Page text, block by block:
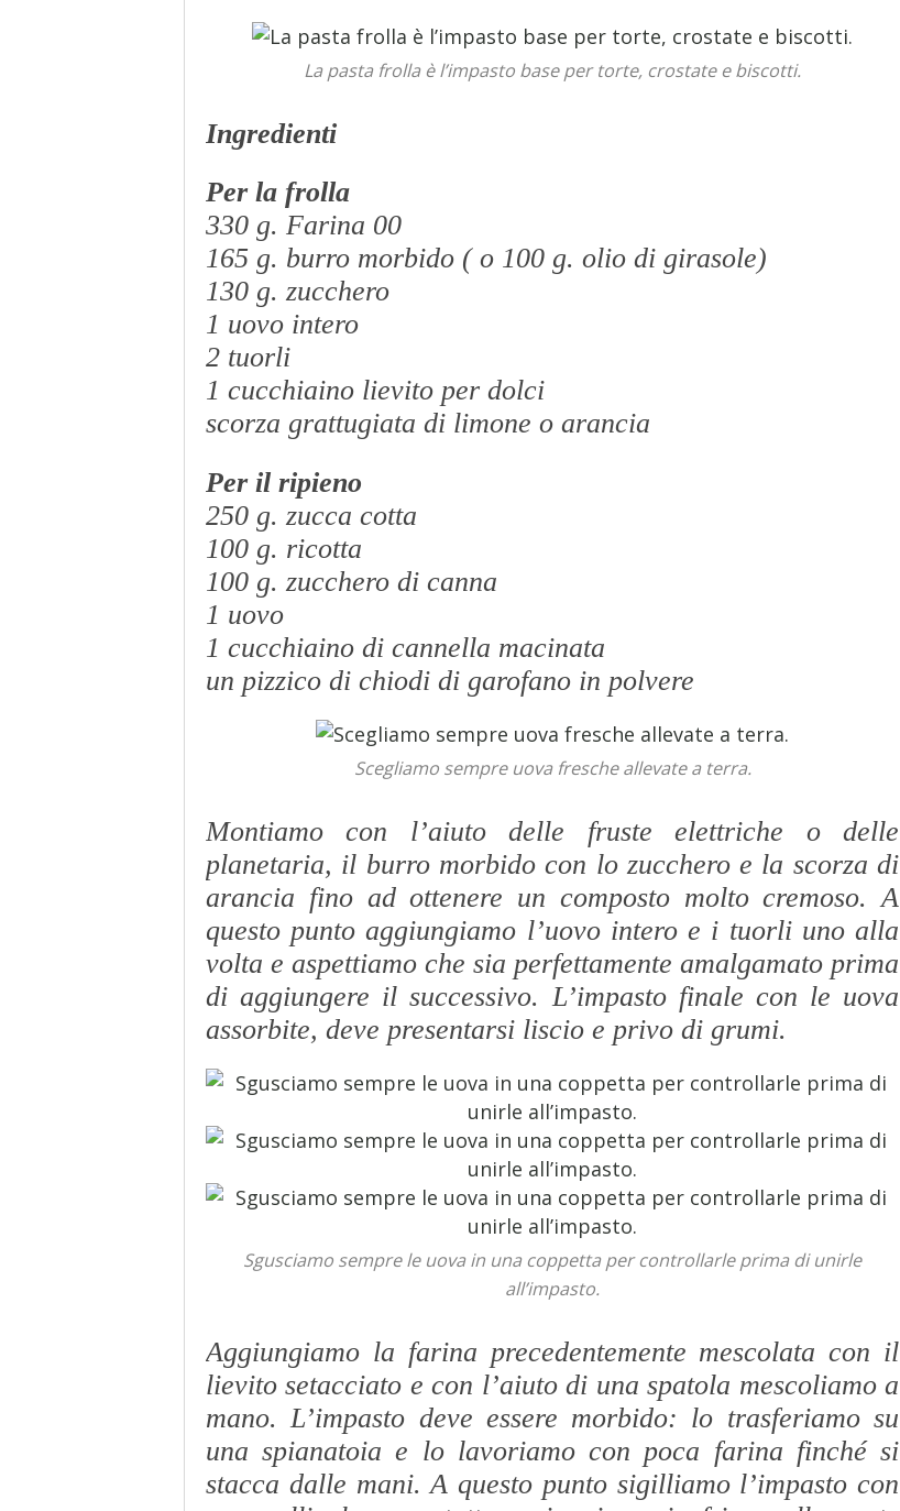
La pasta frolla è l’impasto base per torte, crostate e biscotti.
Ingredienti
Per la frolla
330 g. Farina 00
165 g. burro morbido ( o 100 g. olio di girasole)
130 g. zucchero
1 uovo intero
2 tuorli
1 cucchiaino lievito per dolci
scorza grattugiata di limone o arancia
Per il ripieno
250 g. zucca cotta
100 g. ricotta
100 g. zucchero di canna
1 uovo
1 cucchiaino di cannella macinata
un pizzico di chiodi di garofano in polvere
Scegliamo sempre uova fresche allevate a terra.
Montiamo con l’aiuto delle fruste elettriche o delle
planetaria, il burro morbido con lo zucchero e la scorza di
arancia fino ad ottenere un composto molto cremoso. A
questo punto aggiungiamo l’uovo intero e i tuorli uno alla
volta e aspettiamo che sia perfettamente amalgamato prima
di aggiungere il successivo. L’impasto finale con le uova
assorbite, deve presentarsi liscio e privo di grumi.
Sgusciamo sempre le uova in una coppetta per controllarle prima di unirle
all’impasto.
Aggiungiamo la farina precedentemente mescolata con il
lievito setacciato e con l’aiuto di una spatola mescoliamo a
mano. L’impasto deve essere morbido: lo trasferiamo su
una spianatoia e lo lavoriamo con poca farina finché si
stacca dalle mani. A questo punto sigilliamo l’impasto con